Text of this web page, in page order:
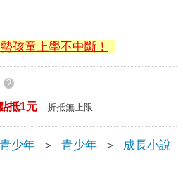
孩童上學不中斷！
?
抵1元 折抵無上限
少年 ＞ 青少年 ＞ 成長小說